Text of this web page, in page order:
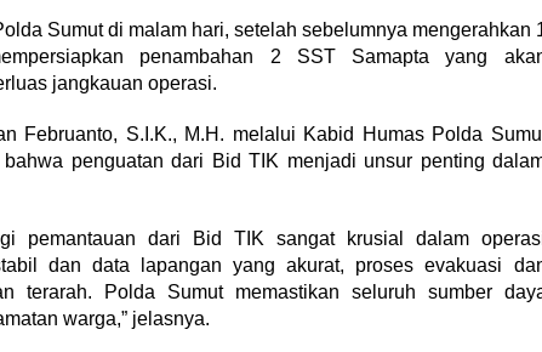
Sumut di malam hari, setelah sebelumnya mengerahkan
penambahan 2 SST Samapta yang
jangkauan operasi.
Februanto, S.I.K., M.H. melalui Kabid Humas Polda
penguatan dari Bid TIK menjadi unsur penting
pemantauan dari Bid TIK sangat krusial dalam
dan data lapangan yang akurat, proses evakuasi
terarah. Polda Sumut memastikan seluruh sumber
warga,” jelasnya.